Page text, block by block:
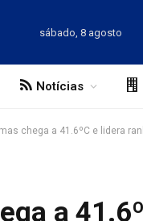
sábado, 8 agosto
Notícias
chega a 41.6ºC e lidera
a